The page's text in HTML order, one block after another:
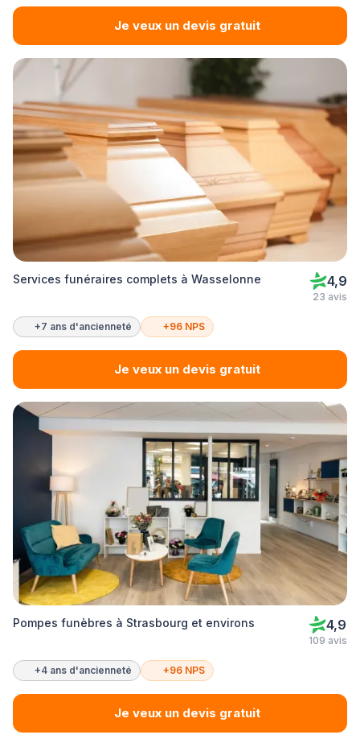
Je veux un devis gratuit
Services funéraires complets à Wasselonne 4,9
23 avis
+7 ans d'ancienneté +96 NPS
Je veux un devis gratuit
Pompes funèbres à Strasbourg et environs 4,9
109 avis
+4 ans d'ancienneté +96 NPS
Je veux un devis gratuit